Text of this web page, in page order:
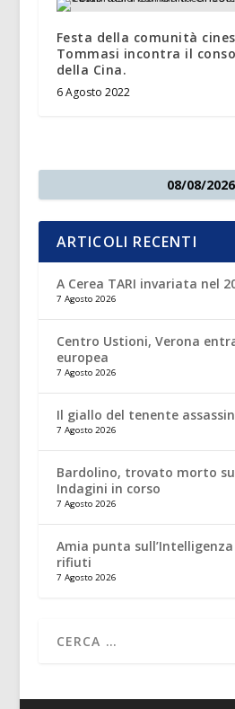
Festa della comunità
Tommasi incontra il
della Cina.
6 Agosto 2022
08/08/2026
ARTICOLI RECENTI
A Cerea TARI invariata nel
7 Agosto 2026
Centro Ustioni, Verona
europea
7 Agosto 2026
Il giallo del tenente
7 Agosto 2026
Bardolino, trovato morto
Indagini in corso
7 Agosto 2026
Amia punta
rifiuti
7 Agosto 2026